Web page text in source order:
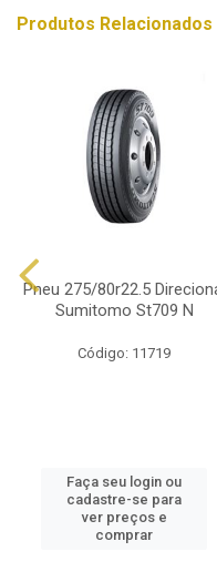
Produtos Relacionados
Pneu 275/80r22.5
Sumitomo St709 N
Código: 11719
Faça seu login ou
cadastre-se para
ver preços e
comprar